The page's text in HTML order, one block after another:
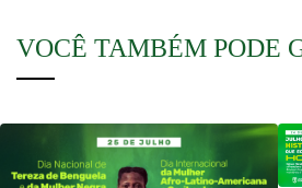
VOCÊ TAMBÉM PODE